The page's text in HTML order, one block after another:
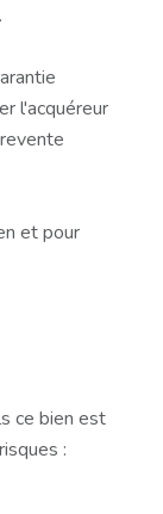
l'acquéreur
et pour
ce bien est
: